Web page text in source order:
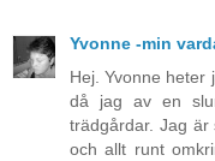
Yvonne -min
Hej. Yvonne heter
då jag av en
trädgårdar. Jag
och allt runt